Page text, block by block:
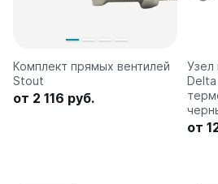
Комплект прямых вентилей
Stout
от 2 116 руб.
Узел
Delta
от